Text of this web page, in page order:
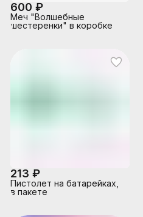
600 ₽
Меч "Волшебные
шестеренки" в коробке
213 ₽
Пистолет на батарейках,
в пакете